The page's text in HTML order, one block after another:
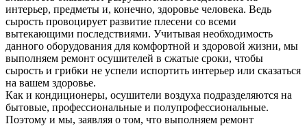
интерьер, предметы и, конечно, здоровье человека. Ведь
сырость провоцирует развитие плесени со всеми
вытекающими последствиями. Учитывая необходимость
данного оборудования для комфортной и здоровой жизни, мы
выполняем ремонт осушителей в сжатые сроки, чтобы
сырость и грибки не успели испортить интерьер или сказаться
на вашем здоровье.
Как и кондиционеры, осушители воздуха подразделяются на
бытовые, профессиональные и полупрофессиональные.
Поэтому и мы, заявляя о том, что выполняем ремонт